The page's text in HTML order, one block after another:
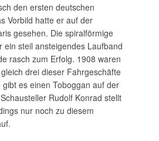
den ersten deutschen
Vorbild hatte er auf der
gesehen. Die spiralförmige
ein steil ansteigendes Laufband
rasch zum Erfolg. 1908 waren
drei dieser Fahrgeschäfte
es einen Toboggan auf der
Rudolf Konrad stellt
nur noch zu diesem